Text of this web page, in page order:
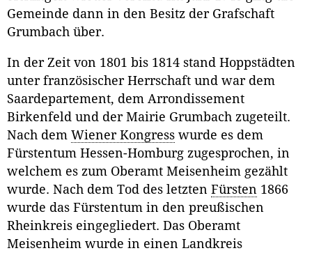
Gemeinde dann in den Besitz der Grafschaft
Grumbach über.
In der Zeit von 1801 bis 1814 stand Hoppstädten
unter französischer Herrschaft und war dem
Saardepartement, dem Arrondissement
Birkenfeld und der Mairie Grumbach zugeteilt.
Nach dem Wiener Kongress wurde es dem
Fürstentum Hessen-Homburg zugesprochen, in
welchem es zum Oberamt Meisenheim gezählt
wurde. Nach dem Tod des letzten Fürsten 1866
wurde das Fürstentum in den preußischen
Rheinkreis eingegliedert. Das Oberamt
Meisenheim wurde in einen Landkreis